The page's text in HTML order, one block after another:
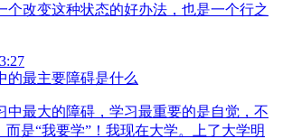
个改变这种状态的好办法，也是一个行之
的最主要障碍是什么
中最大的障碍，学习最重要的是自觉，不
而是“我要学”！我现在大学。上了大学明